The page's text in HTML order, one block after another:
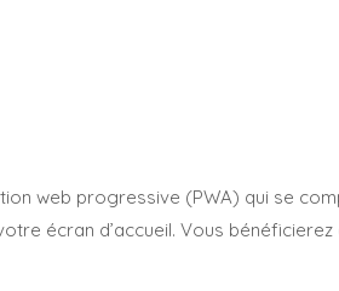
web progressive (PWA) qui se
écran d’accueil. Vous